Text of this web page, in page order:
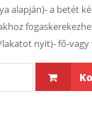
alapján)- a betét
nyit)- fő-vagy